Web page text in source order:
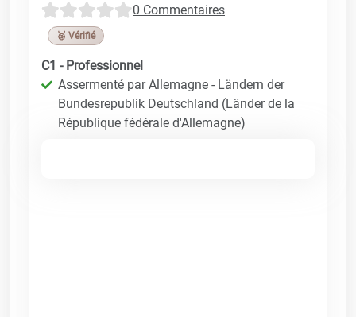
0 Commentaires
🥉 Vérifié
C1 - Professionnel
Assermenté par Allemagne - Ländern der
Bundesrepublik Deutschland (Länder de la
République fédérale d'Allemagne)